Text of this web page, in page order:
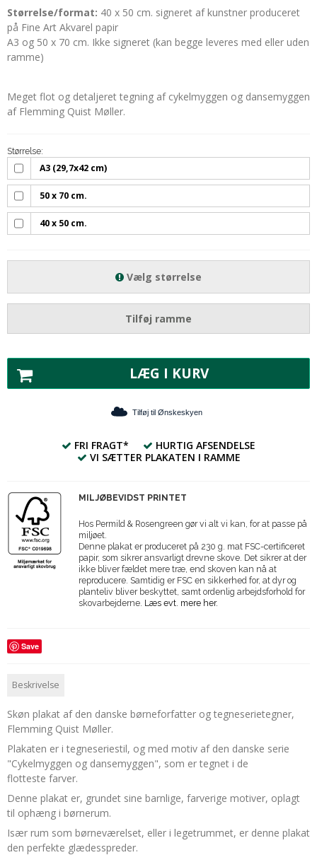
Størrelse/format: 40 x 50 cm. signeret af kunstner produceret
på Fine Art Akvarel papir
A3 og 50 x 70 cm. Ikke signeret (kan begge leveres med eller uden
ramme)
Meget flot og detaljeret tegning af cykelmyggen og dansemyggen
af Flemming Quist Møller.
Størrelse:
A3 (29,7x42 cm)
50 x 70 cm.
40 x 50 cm.
Vælg størrelse
Tilføj ramme
LÆG I KURV
Tilføj til Ønskeskyen
FRI FRAGT*
HURTIG AFSENDELSE
VI SÆTTER PLAKATEN I RAMME
MILJØBEVIDST PRINTET
Hos Permild & Rosengreen gør vi alt vi kan, for at passe på
miljøet.
Denne plakat er produceret på 230 g. mat FSC-certificeret
papir, som sikrer ansvarligt drevne skove. Det sikrer at der
ikke bliver fældet mere træ, end skoven kan nå at
reproducere. Samtidig er FSC en sikkerhed for, at dyr og
planteliv bliver beskyttet, samt ordenlig arbejdsforhold for
skovarbejderne. Læs evt. mere her.
Save
Beskrivelse
Skøn plakat af den danske børneforfatter og tegneserietegner,
Flemming Quist Møller.
Plakaten er i tegneseriestil, og med motiv af den danske serie
"Cykelmyggen og dansemyggen", som er tegnet i de
flotteste farver.
Denne plakat er, grundet sine barnlige, farverige motiver, oplagt
til ophæng i børnerum.
Især rum som børneværelset, eller i legetrummet, er denne plakat
den perfekte glædesspreder.